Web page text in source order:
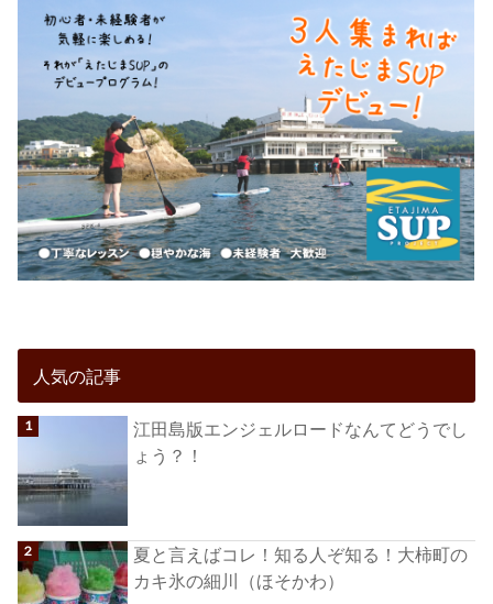
人気の記事
江田島版エンジェルロードなんてどうでし
ょう？！
夏と言えばコレ！知る人ぞ知る！大柿町の
カキ氷の細川（ほそかわ）